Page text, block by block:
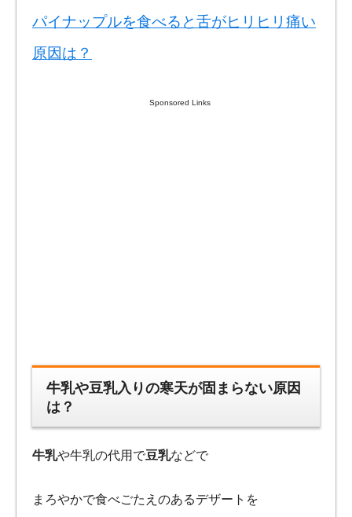
パイナップルを食べると舌がヒリヒリ痛い
原因は？
Sponsored Links
牛乳や豆乳入りの寒天が固まらない原因
は？
牛乳や牛乳の代用で豆乳などで
まろやかで食べごたえのあるデザートを